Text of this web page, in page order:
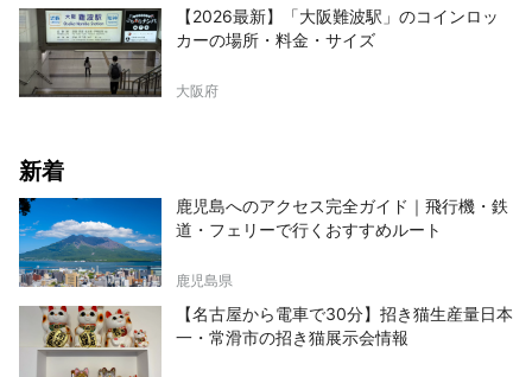
【2026最新】「大阪難波駅」のコインロッ
カーの場所・料金・サイズ
大阪府
新着
鹿児島へのアクセス完全ガイド｜飛行機・鉄
道・フェリーで行くおすすめルート
鹿児島県
【名古屋から電車で30分】招き猫生産量日本
一・常滑市の招き猫展示会情報